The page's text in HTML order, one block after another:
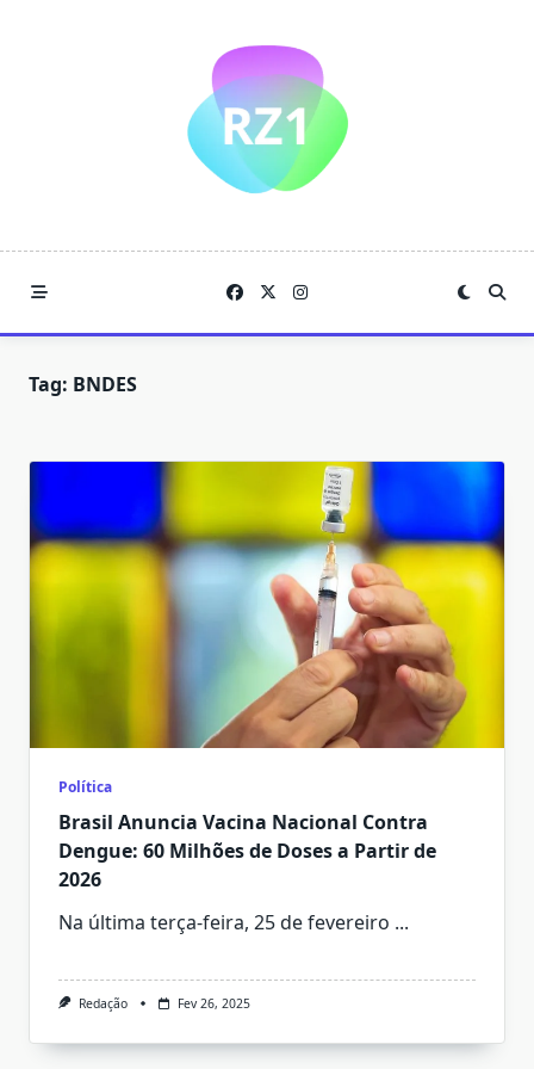
Tag: BNDES
Política
Brasil Anuncia Vacina Nacional Contra
Dengue: 60 Milhões de Doses a Partir de
2026
Na última terça-feira, 25 de fevereiro ...
Redação Fev 26, 2025